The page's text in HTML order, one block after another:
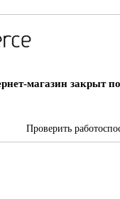
магазин закрыт
Проверить